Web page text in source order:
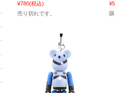
¥780(税込)
売り切れです。